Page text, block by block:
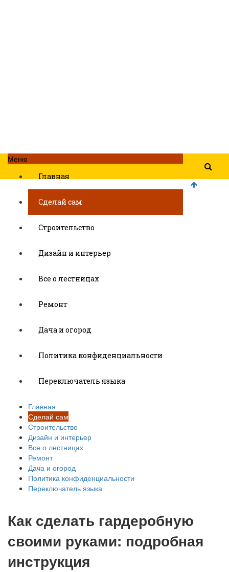
Меню
Главная
Сделай сам
Строительство
Дизайн и интерьер
Все о лестницах
Ремонт
Дача и огород
Политика конфиденциальности
Переключатель языка
Главная
Сделай сам
Строительство
Дизайн и интерьер
Все о лестницах
Ремонт
Дача и огород
Политика конфиденциальности
Переключатель языка
Как сделать гардеробную
своими руками: подробная
инструкция